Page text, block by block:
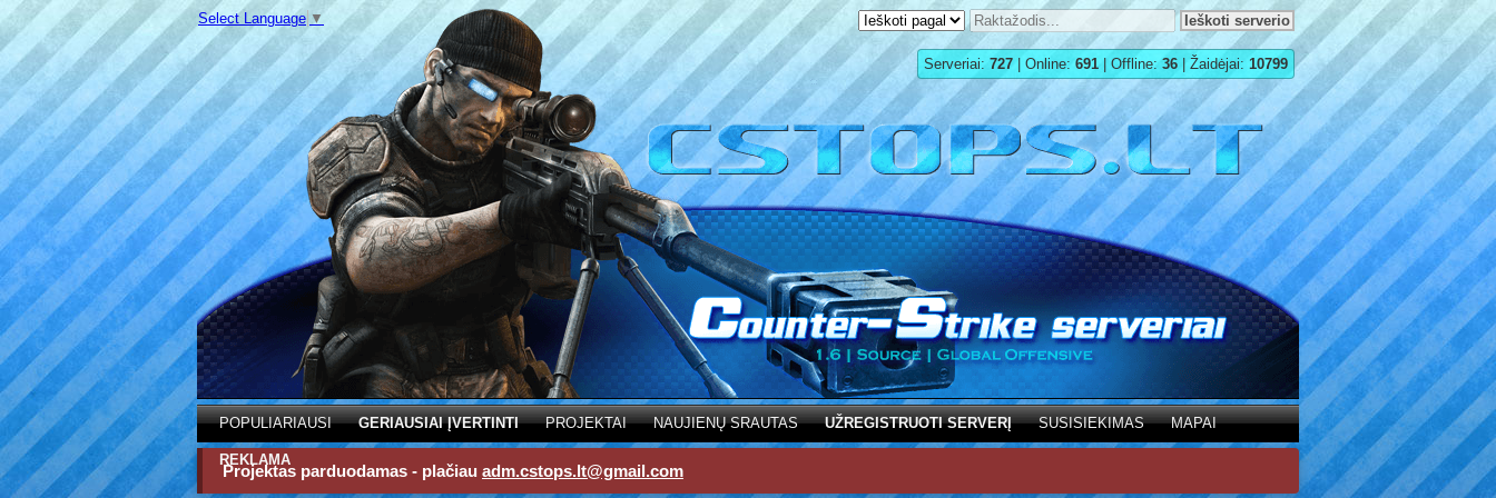
Select Language ▼
Serveriai: 727 | Online: 691 | Offline: 36 | Žaidėjai: 10799
POPULIARIAUSI GERIAUSIAI ĮVERTINTI PROJEKTAI NAUJIENŲ SRAUTAS UŽREGISTRUOTI SERVERĮ SUSISIEKIMAS MAPAI
REKLAMA
Projektas parduodamas - plačiau adm.cstops.lt@gmail.com